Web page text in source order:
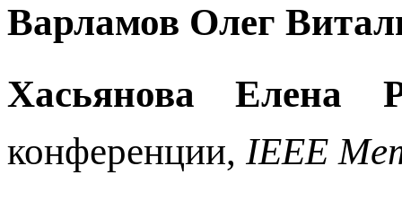
Варламов Олег
Хасьянова Елена
конференции, IEEE